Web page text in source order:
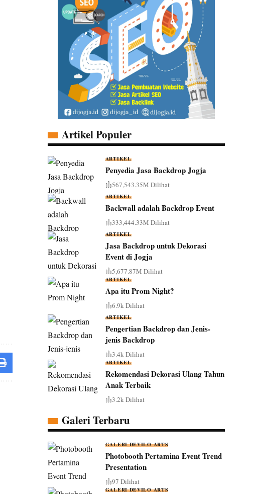
Artikel Populer
ARTIKEL
Penyedia Jasa Backdrop Jogja
567,543.35M Dilihat
ARTIKEL
Backwall adalah Backdrop Event
333,444.33M Dilihat
ARTIKEL
Jasa Backdrop untuk Dekorasi
Event di Jogja
5,677.87M Dilihat
ARTIKEL
Apa itu Prom Night?
6.9k Dilihat
ARTIKEL
Pengertian Backdrop dan Jenis-
jenis Backdrop
3.4k Dilihat
ARTIKEL
Rekomendasi Dekorasi Ulang Tahun
Anak Terbaik
3.2k Dilihat
Galeri Terbaru
GALERI DEVILO ARTS
Photobooth Pertamina Event Trend
Presentation
97 Dilihat
GALERI DEVILO ARTS